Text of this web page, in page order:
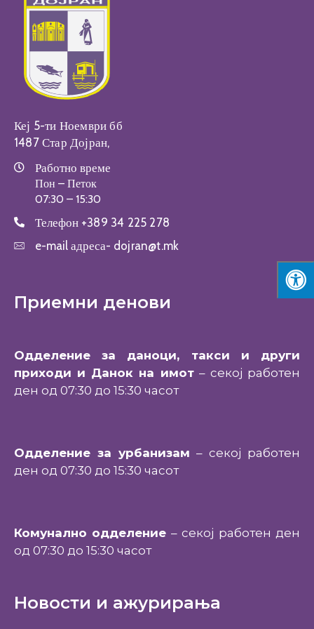
Кеј 5-ти Ноември бб
1487 Стар Дојран,
Работно време
Пон – Петок
07:30 – 15:30
Телефон +389 34 225 278
e-mail адреса- dojran@t.mk
Приемни денови
Одделение за даноци, такси и други
приходи и Данок на имот– секој работен
ден од 07:30 до 15:30 часот
Одделение за урбанизам – секој работен
ден од 07:30 до 15:30 часот
Комунално одделение – секој работен ден
од 07:30 до 15:30 часот
Новости и ажурирања